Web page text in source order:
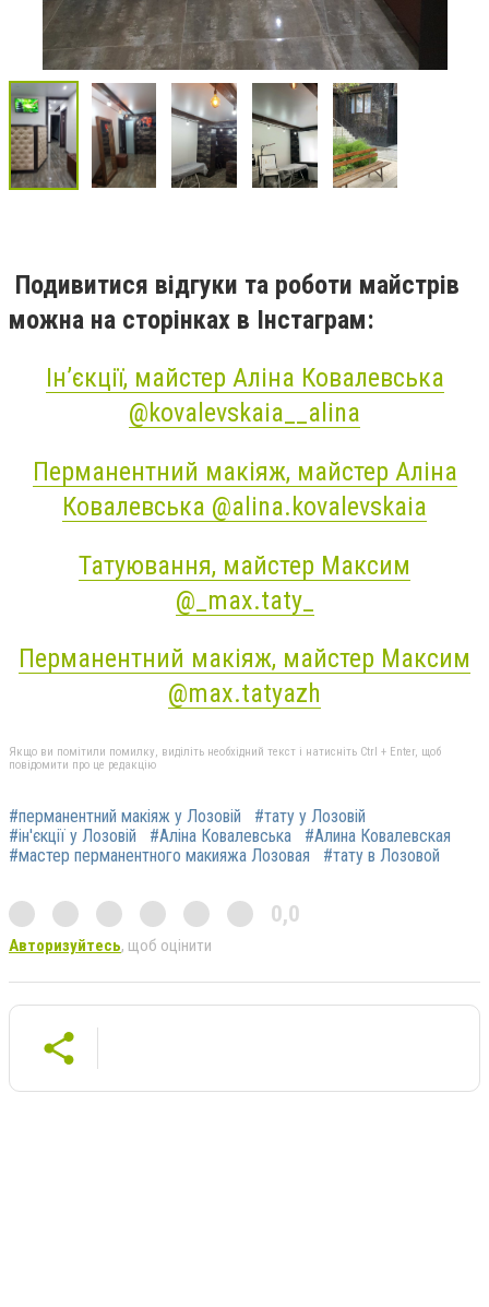
Подивитися відгуки та роботи майстрів
можна на сторінках в Інстаграм:
Ін’єкції, майстер Аліна Ковалевська
@kovalevskaia__alina
Перманентний макіяж, майстер Аліна
Ковалевська @alina.kovalevskaia
Татуювання, майстер Максим
@ _max.taty_
Перманентний макіяж, майстер Максим
@max.tatyazh
Якщо ви помітили помилку, виділіть необхідний текст і натисніть Ctrl + Enter, щоб
повідомити про це редакцію
#перманентний макіяж у Лозовій
#тату у Лозовій
#ін'єкції у Лозовій
#Аліна Ковалевська
#Алина Ковалевская
#мастер перманентного макияжа Лозовая
#тату в Лозовой
0,0
Авторизуйтесь, щоб оцінити